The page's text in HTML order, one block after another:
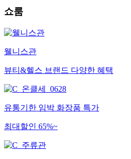
쇼룸
웰니스관
뷰티&헬스 브랜드 다양한 혜택
유통기한 임박 화장품 특가
최대할인 65%~